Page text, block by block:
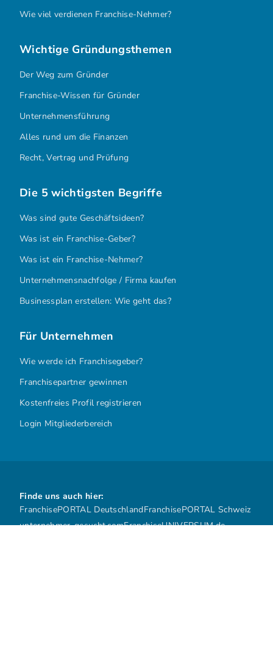
Wie viel verdienen Franchise-Nehmer?
Wichtige Gründungsthemen
Der Weg zum Gründer
Franchise-Wissen für Gründer
Unternehmensführung
Alles rund um die Finanzen
Recht, Vertrag und Prüfung
Die 5 wichtigsten Begriffe
Was sind gute Geschäftsideen?
Was ist ein Franchise-Geber?
Was ist ein Franchise-Nehmer?
Unternehmensnachfolge / Firma kaufen
Businessplan erstellen: Wie geht das?
Für Unternehmen
Wie werde ich Franchisegeber?
Franchisepartner gewinnen
Kostenfreies Profil registrieren
Login Mitgliederbereich
Finde uns auch hier:
FranchisePORTAL DeutschlandFranchisePORTAL Schweiz
unternehmer-gesucht.comFranchiseUNIVERSUM.de